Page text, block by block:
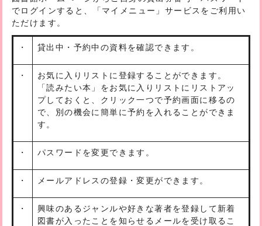
でログインすると、「マイメニュー」サービスをご利用い
ただけます。
・ 貸出中・予約中の資料を確認できます。
・
お気に入りリストに登録することができます。
「読みたい本」をお気に入りリストにリストアッ
プしておくと、クリック一つで予約画面に移るの
で、別の機会に簡単に予約を入れることができま
す。
・ パスワードを変更できます。
・ メールアドレスの登録・変更ができます。
・
興味のあるジャンルや好きな著者を登録して新着
図書が入ったことを知らせるメールを受け取るこ